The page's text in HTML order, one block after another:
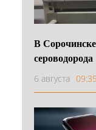
В
сероводорода
6 августа 09:35